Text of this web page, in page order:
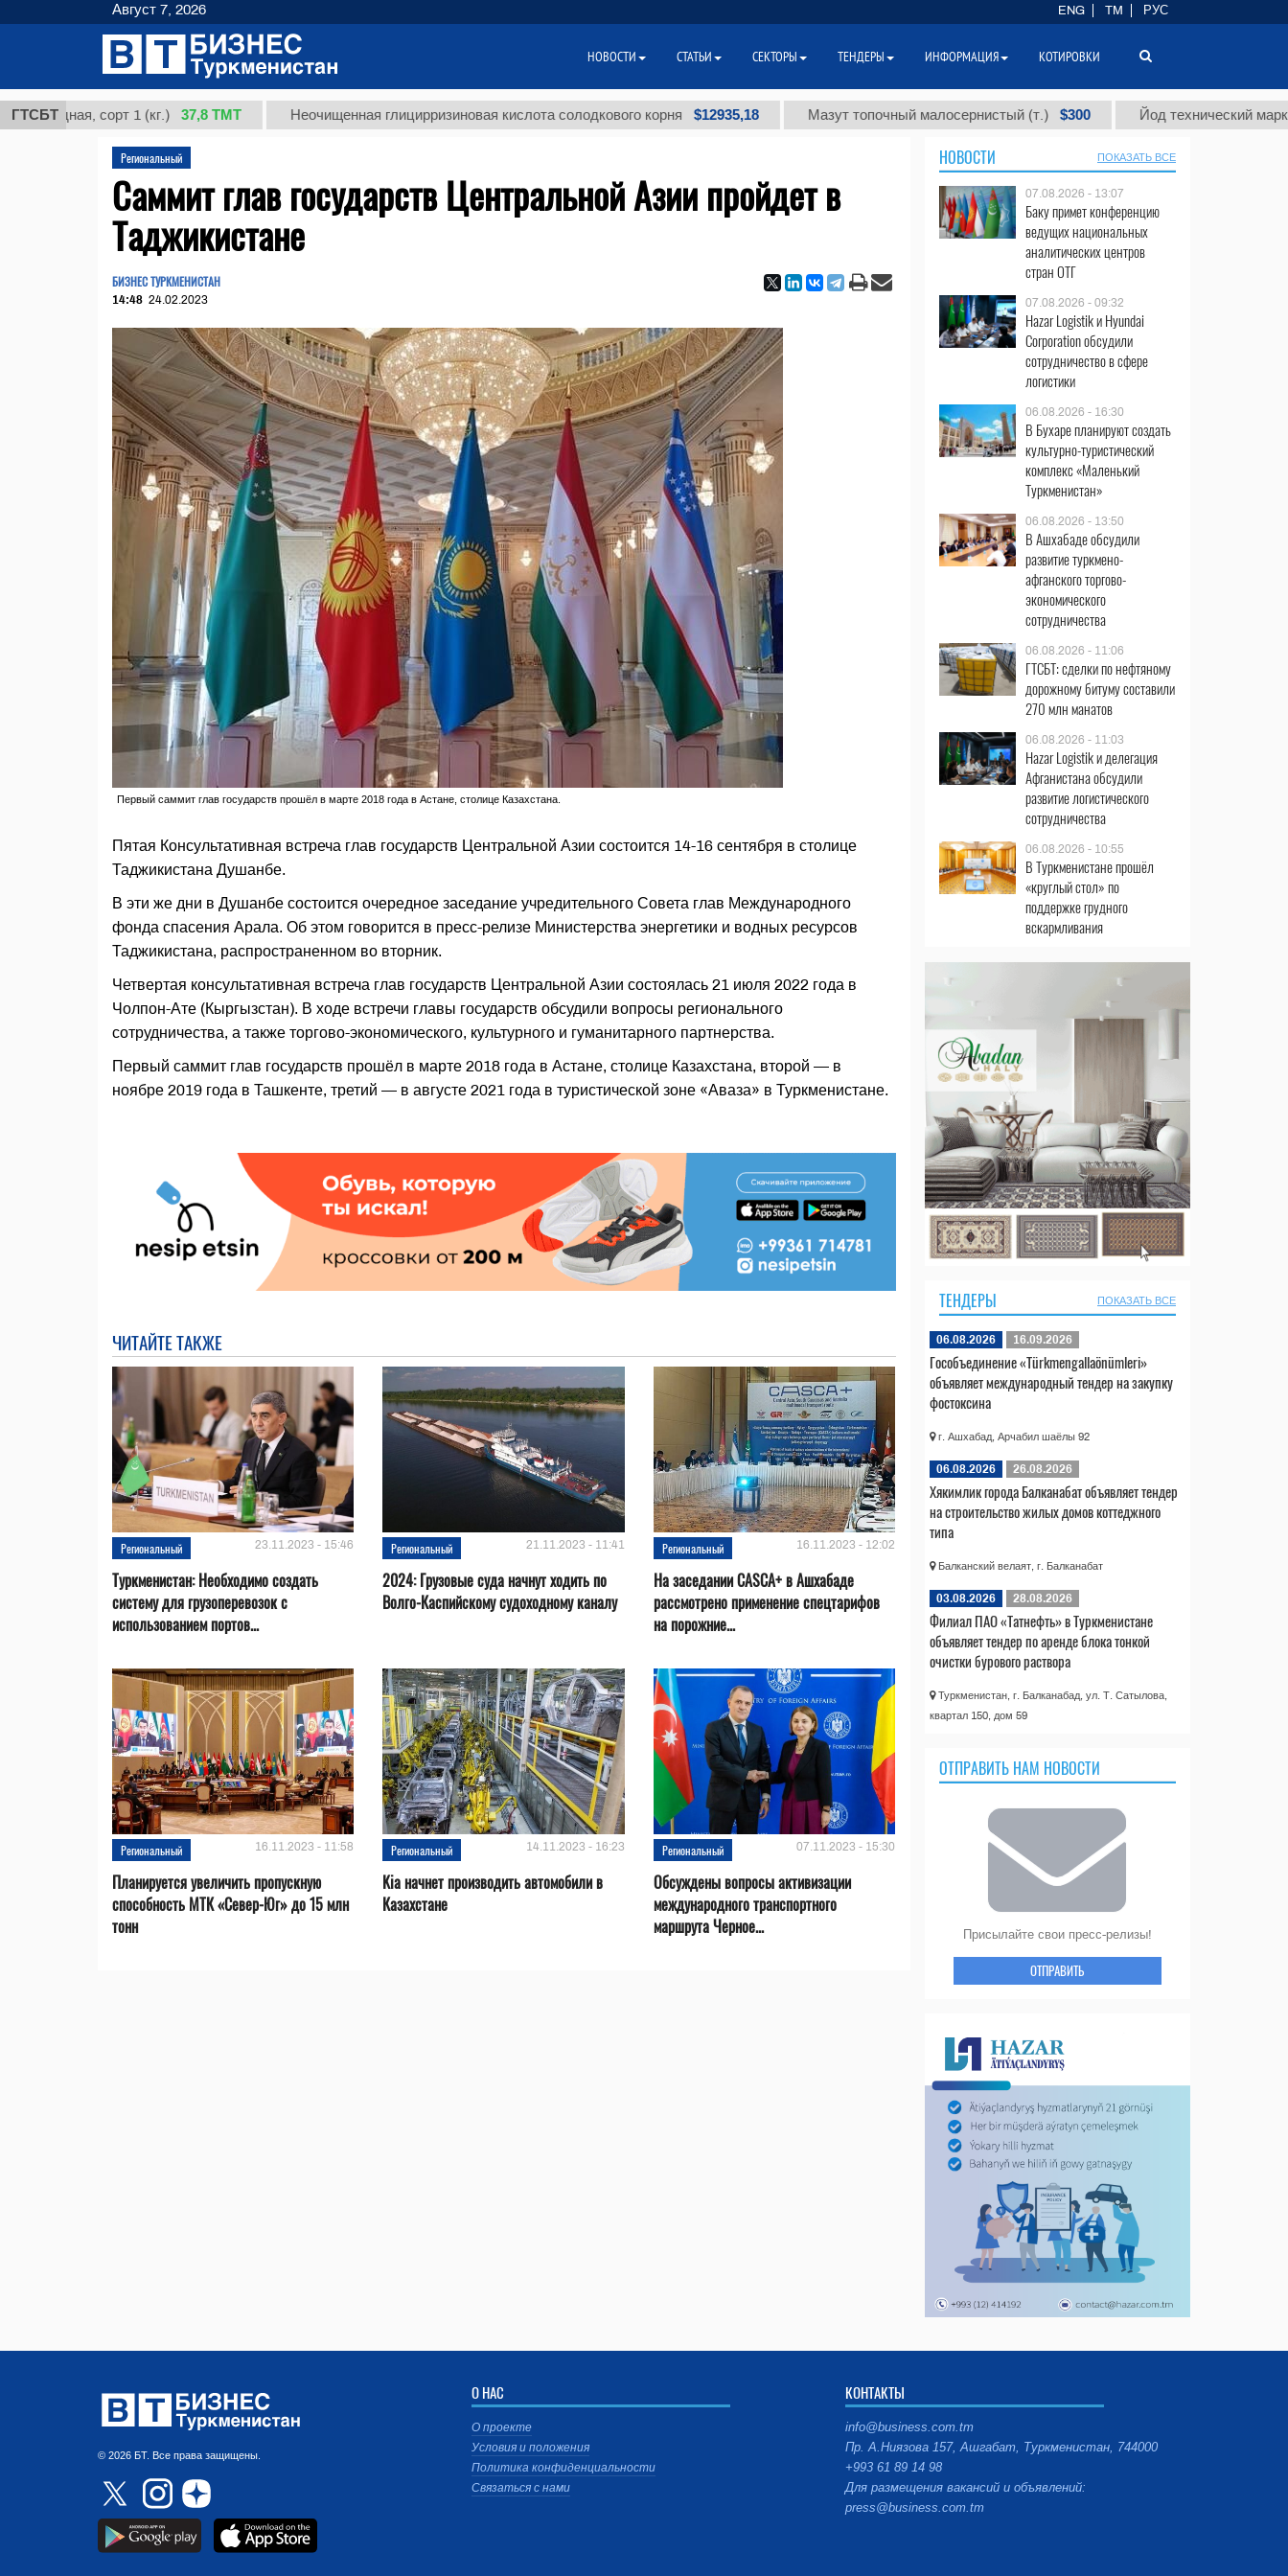
ГТСБТсорт 1 (кг.) 37,8 ТМТ Неочищенная глицирризиновая кислота солодкового корня $12935,18 Мазут топочный малосернистый (т.) $300 Йод технический марки "А"
Региональный
Саммит глав государств Центральной Азии пройдет в
Таджикистане
БИЗНЕС ТУРКМЕНИСТАН
14:48 24.02.2023
Первый саммит глав государств прошёл в марте 2018 года в Астане, столице Казахстана.
Пятая Консультативная встреча глав государств Центральной Азии состоится 14-16 сентября в столице
Таджикистана Душанбе.
В эти же дни в Душанбе состоится очередное заседание учредительного Совета глав Международного
фонда спасения Арала. Об этом говорится в пресс-релизе Министерства энергетики и водных ресурсов
Таджикистана, распространенном во вторник.
Четвертая консультативная встреча глав государств Центральной Азии состоялась 21 июля 2022 года в
Чолпон-Ате (Кыргызстан). В ходе встречи главы государств обсудили вопросы регионального
сотрудничества, а также торгово-экономического, культурного и гуманитарного партнерства.
Первый саммит глав государств прошёл в марте 2018 года в Астане, столице Казахстана, второй — в
ноябре 2019 года в Ташкенте, третий — в августе 2021 года в туристической зоне «Аваза» в Туркменистане.
ЧИТАЙТЕ ТАКЖЕ
Региональный 23.11.2023 - 15:46
Туркменистан: Необходимо создать
систему для грузоперевозок с
использованием портов...
Региональный 21.11.2023 - 11:41
2024: Грузовые суда начнут ходить по
Волго-Каспийскому судоходному каналу
Региональный 16.11.2023 - 12:02
На заседании CASCA+ в Ашхабаде
рассмотрено применение спецтарифов
на порожние...
Региональный 16.11.2023 - 11:58
Планируется увеличить пропускную
способность МТК «Север-Юг» до 15 млн
тонн
Региональный 14.11.2023 - 16:23
Kia начнет производить автомобили в
Казахстане
Региональный 07.11.2023 - 15:30
Обсуждены вопросы активизации
международного транспортного
маршрута Черное...
НОВОСТИ ПОКАЗАТЬ ВСЕ
07.08.2026 - 13:07
Баку примет конференцию
ведущих национальных
аналитических центров
стран ОТГ
07.08.2026 - 09:32
Hazar Logistik и Hyundai
Corporation обсудили
сотрудничество в сфере
логистики
06.08.2026 - 16:30
В Бухаре планируют создать
культурно-туристический
комплекс «Маленький
Туркменистан»
06.08.2026 - 13:50
В Ашхабаде обсудили
развитие туркмено-
афганского торгово-
экономического
сотрудничества
06.08.2026 - 11:06
ГТСБТ: сделки по нефтяному
дорожному битуму составили
270 млн манатов
06.08.2026 - 11:03
Hazar Logistik и делегация
Афганистана обсудили
развитие логистического
сотрудничества
06.08.2026 - 10:55
В Туркменистане прошёл
«круглый стол» по
поддержке грудного
вскармливания
ТЕНДЕРЫ ПОКАЗАТЬ ВСЕ
06.08.2026 16.09.2026
Гособъединение «Türkmengallaönümleri»
объявляет международный тендер на закупку
фостоксина
г. Ашхабад, Арчабил шаёлы 92
06.08.2026 26.08.2026
Хякимлик города Балканабат объявляет тендер
на строительство жилых домов коттеджного
типа
Балканский велаят, г. Балканабат
03.08.2026 28.08.2026
Филиал ПАО «Татнефть» в Туркменистане
объявляет тендер по аренде блока тонкой
очистки бурового раствора
Туркменистан, г. Балканабад, ул. Т. Сатылова,
квартал 150, дом 59
ОТПРАВИТЬ НАМ НОВОСТИ
Присылайте свои пресс-релизы!
ОТПРАВИТЬ
© 2026 БТ. Все права защищены.
О НАС
О проекте
Условия и положения
Политика конфиденциальности
Связаться с нами
КОНТАКТЫ
info@business.com.tm
Пр. А.Ниязова 157, Ашгабат, Туркменистан, 744000
+993 61 89 14 98
Для размещения вакансий и объявлений:
press@business.com.tm
Август 7, 2026 ENG TM РУС
НОВОСТИ СТАТЬИ СЕКТОРЫ ТЕНДЕРЫ ИНФОРМАЦИЯ КОТИРОВКИ